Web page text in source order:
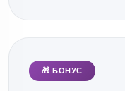
🎁 БОНУС